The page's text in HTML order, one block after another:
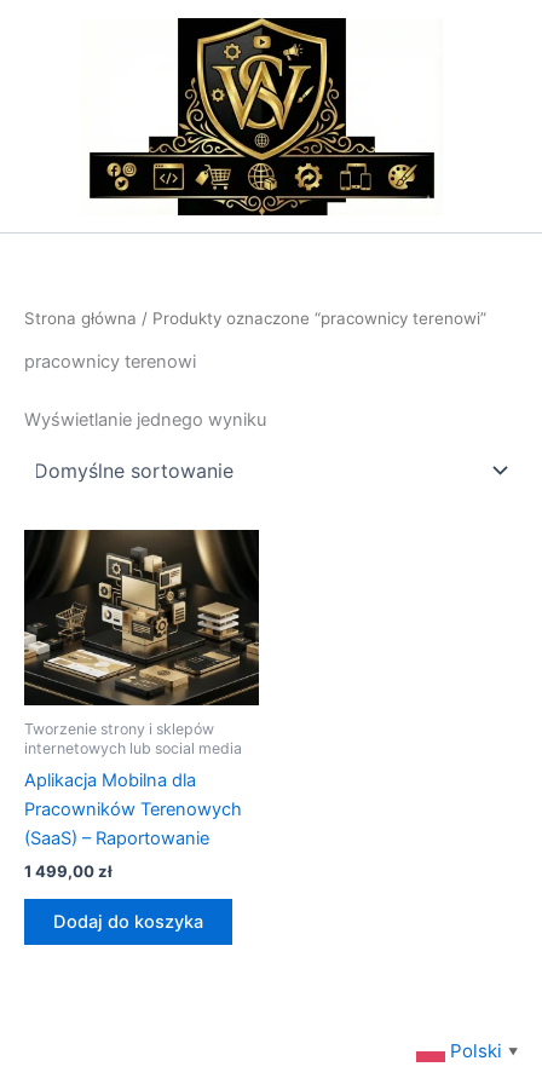
Strona główna / Produkty oznaczone “pracownicy terenowi”
pracownicy terenowi
Wyświetlanie jednego wyniku
Tworzenie strony i sklepów
internetowych lub social media
Aplikacja Mobilna dla
Pracowników Terenowych
(SaaS) – Raportowanie
1 499,00zł
Dodaj do koszyka
Polski ▼